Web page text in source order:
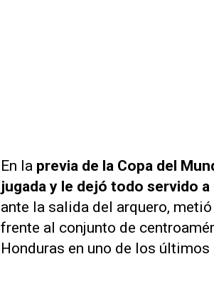
En la previa de la Copa del
jugada y le dejó todo servido a
ante la salida del arquero,
frente al conjunto de
Honduras en uno de los